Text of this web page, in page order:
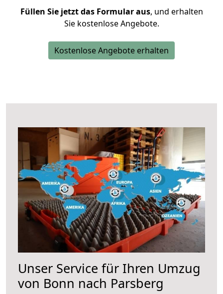
Füllen Sie jetzt das Formular aus, und erhalten
Sie kostenlose Angebote.
Kostenlose Angebote erhalten
Unser Service für Ihren Umzug
von Bonn nach Parsberg